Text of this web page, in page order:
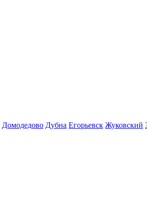
Домодедово Дубна Егорьевск Жуковский